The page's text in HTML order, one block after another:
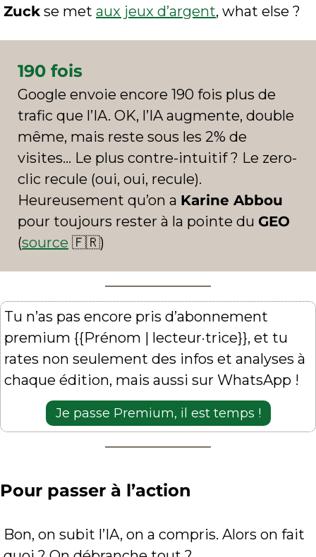
Zuck se met aux jeux d’argent, what else ?
190 fois
Google envoie encore 190 fois plus de
trafic que l’IA. OK, l’IA augmente, double
même, mais reste sous les 2% de
visites… Le plus contre-intuitif ? Le zero-
clic recule (oui, oui, recule).
Heureusement qu’on a Karine Abbou
pour toujours rester à la pointe du GEO
(source 🇫🇷)
Tu n’as pas encore pris d’abonnement
premium {{Prénom | lecteur·trice}}, et tu
rates non seulement des infos et analyses à
chaque édition, mais aussi sur WhatsApp !
Je passe Premium, il est temps !
Pour passer à l’action
Bon, on subit l’IA, on a compris. Alors on fait